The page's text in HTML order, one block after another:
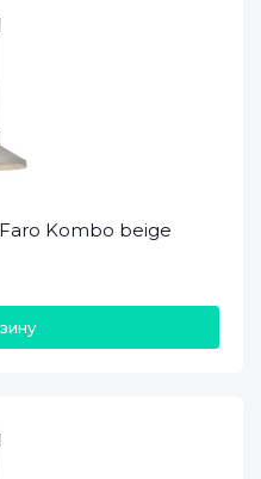
Kombo beige